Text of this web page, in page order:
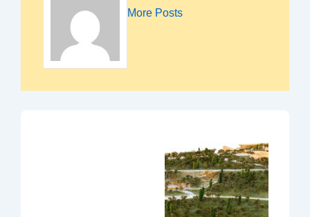
More Posts